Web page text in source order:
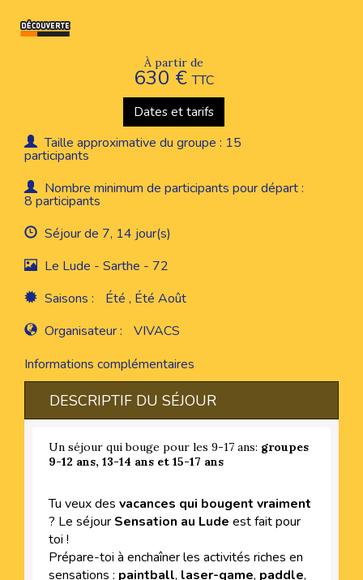
À partir de
630 €TTC
Dates et tarifs
Taille approximative du groupe : 15
participants
Nombre minimum de participants pour départ :
8 participants
Séjour de 7, 14 jour(s)
Le Lude - Sarthe - 72
Saisons :
Été , Été Août
Organisateur :
VIVACS
Informations complémentaires
DESCRIPTIF DU SÉJOUR
Un séjour qui bouge pour les 9-17 ans: groupes
9-12 ans, 13-14 ans et 15-17 ans
Tu veux des vacances qui bougent vraiment
? Le séjour Sensation au Lude est fait pour
toi !
Prépare-toi à enchaîner les activités riches en
sensations : paintball, laser-game, paddle,